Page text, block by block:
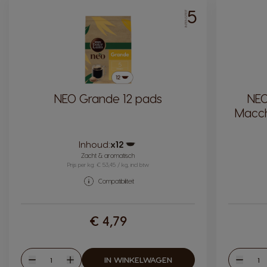
INTENSITEIT5
NEO Grande 12 pads
Inhoud:x12
Pictogram capsule
Zacht & aromatisch
Prijs per kg: € 53,45 / kg, incl btw
Compatibiliteit
€ 4,79
Hoeveelheid IN WINKELWAGEN